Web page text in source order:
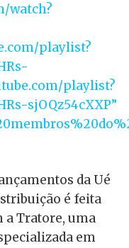
watch?
playlist?
playlist?
sjOQz54cXXP”
da Ué
é feita
a Tratore, uma
em